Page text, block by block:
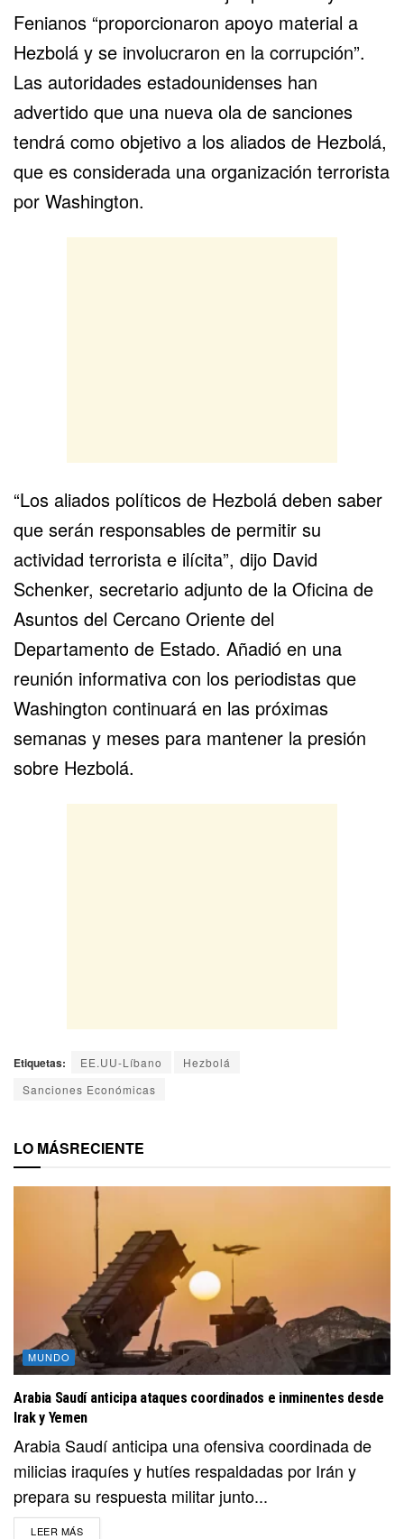
Fenianos “proporcionaron apoyo material a
Hezbolá y se involucraron en la corrupción”.
Las autoridades estadounidenses han
advertido que una nueva ola de sanciones
tendrá como objetivo a los aliados de Hezbolá,
que es considerada una organización terrorista
por Washington.
“Los aliados políticos de Hezbolá deben saber
que serán responsables de permitir su
actividad terrorista e ilícita”, dijo David
Schenker, secretario adjunto de la Oficina de
Asuntos del Cercano Oriente del
Departamento de Estado. Añadió en una
reunión informativa con los periodistas que
Washington continuará en las próximas
semanas y meses para mantener la presión
sobre Hezbolá.
Etiquetas: EE.UU-Líbano
Hezbolá
Sanciones Económicas
LO MÁSRECIENTE
MUNDO
Arabia Saudí anticipa ataques coordinados e inminentes desde
Irak y Yemen
Arabia Saudí anticipa una ofensiva coordinada de
milicias iraquíes y hutíes respaldadas por Irán y
prepara su respuesta militar junto...
LEER MÁSDETAILS